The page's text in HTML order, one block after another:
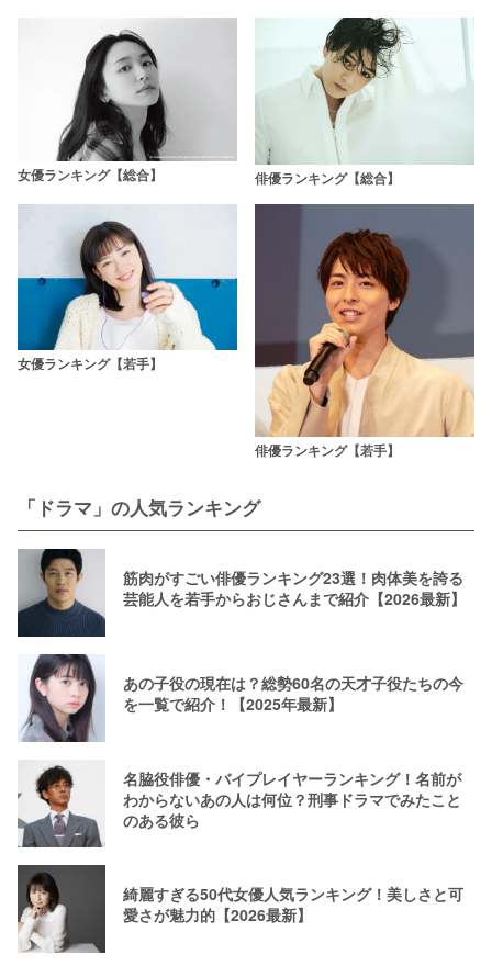
女優ランキング【総合】 俳優ランキング【総合】
女優ランキング【若手】
俳優ランキング【若手】
「ドラマ」の人気ランキング
筋肉がすごい俳優ランキング23選！肉体美を誇る
芸能人を若手からおじさんまで紹介【2026最新】
あの子役の現在は？総勢60名の天才子役たちの今
を一覧で紹介！【2025年最新】
名脇役俳優・バイプレイヤーランキング！名前が
わからないあの人は何位？刑事ドラマでみたこと
のある彼ら
綺麗すぎる50代女優人気ランキング！美しさと可
愛さが魅力的【2026最新】